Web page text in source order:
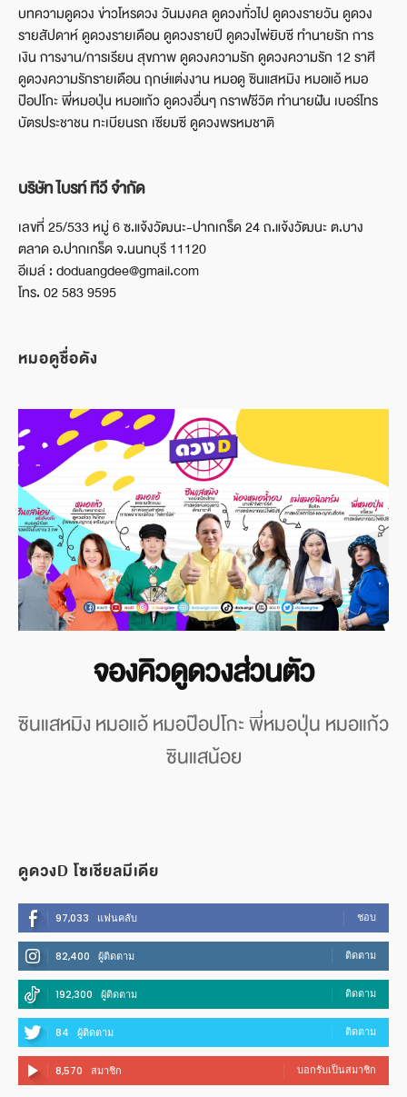
บทความดูดวง ข่าวโหรดวง วันมงคล ดูดวงทั่วไป ดูดวงรายวัน ดูดวง
รายสัปดาห์ ดูดวงรายเดือน ดูดวงรายปี ดูดวงไพ่ยิบซี ทำนายรัก การ
เงิน การงาน/การเรียน สุขภาพ ดูดวงความรัก ดูดวงความรัก 12 ราศี
ดูดวงความรักรายเดือน ฤกษ์แต่งงาน หมอดู ซินแสหมิง หมอแอ้ หมอ
ป๊อปโกะ พี่หมอปุ่น หมอแก้ว ดูดวงอื่นๆ กราฟชีวิต ทำนายฝัน เบอร์โทร
บัตรประชาชน ทะเบียนรถ เซียมซี ดูดวงพรหมชาติ
บริษัท ไบรท์ ทีวี จำกัด
เลขที่ 25/533 หมู่ 6 ซ.แจ้งวัฒนะ-ปากเกร็ด 24 ถ.แจ้งวัฒนะ ต.บาง
ตลาด อ.ปากเกร็ด จ.นนทบุรี 11120
อีเมล์ : doduangdee@gmail.com
โทร. 02 583 9595
หมอดูชื่อดัง
จองคิวดูดวงส่วนตัว
ซินแสหมิง หมอแอ้ หมอป๊อปโกะ พี่หมอปุ่น หมอแก้ว
ซินแสน้อย
ดูดวงD โซเชียลมีเดีย
97,033 แฟนคลับ ชอบ
82,400 ผู้ติดตาม ติดตาม
192,300 ผู้ติดตาม ติดตาม
84 ผู้ติดตาม ติดตาม
8,570 สมาชิก บอกรับเป็นสมาชิก